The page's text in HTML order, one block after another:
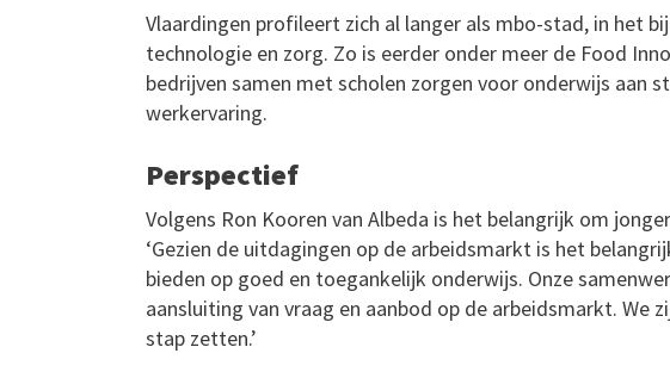
Vlaardingen profileert zich al langer als mbo-stad, in het
technologie en zorg. Zo is eerder onder meer de Food
bedrijven samen met scholen zorgen voor onderwijs aan
werkervaring.
Perspectief
Volgens Ron Kooren van Albeda is het belangrijk om
‘Gezien de uitdagingen op de arbeidsmarkt is het
bieden op goed en toegankelijk onderwijs. Onze
aansluiting van vraag en aanbod op de arbeidsmarkt. We
stap zetten.’